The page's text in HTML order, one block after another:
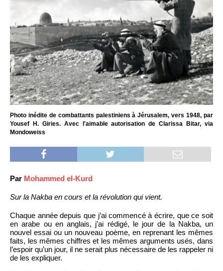
Photo inédite de combattants palestiniens à Jérusalem, vers 1948, par
Yousef H. Giries. Avec l'aimable autorisation de Clarissa Bitar, via
Mondoweiss
Par Mohammed el-Kurd
Sur la Nakba en cours et la révolution qui vient.
Chaque année depuis que j’ai commencé à écrire, que ce soit
en arabe ou en anglais, j’ai rédigé, le jour de la Nakba, un
nouvel essai ou un nouveau poème, en reprenant les mêmes
faits, les mêmes chiffres et les mêmes arguments usés, dans
l’espoir qu’un jour, il ne serait plus nécessaire de les rappeler ni
de les expliquer.